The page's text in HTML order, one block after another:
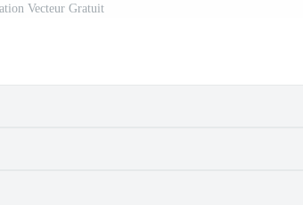
Vecteur Gratuit